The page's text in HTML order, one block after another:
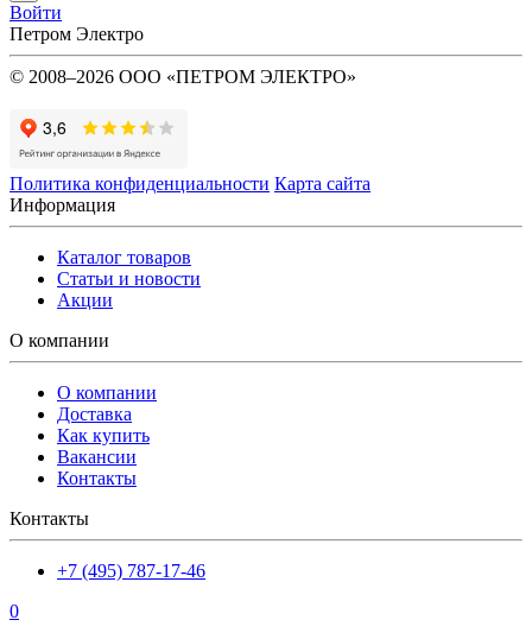
Войти
Петром Электро
© 2008–2026 ООО «ПЕТРОМ ЭЛЕКТРО»
Политика конфиденциальности Карта сайта
Информация
Каталог товаров
Статьи и новости
Акции
О компании
О компании
Доставка
Как купить
Вакансии
Контакты
Контакты
+7 (495) 787-17-46
0